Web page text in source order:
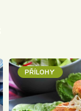
PŘÍLOHY